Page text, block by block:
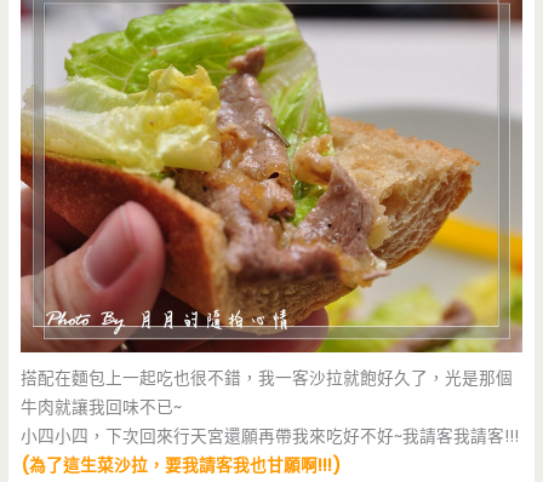
搭配在麵包上一起吃也很不錯，我一客沙拉就飽好久了，光是那個
牛肉就讓我回味不已~
小四小四，下次回來行天宮還願再帶我來吃好不好~我請客我請客!!!
(為了這生菜沙拉，要我請客我也甘願啊!!!)